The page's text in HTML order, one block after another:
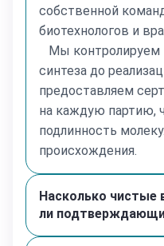
Реконституция и
После реконституции
бактериостатической
хранить в
сохранения
реконституированного
дней.
Описание процесса
Лиофилизация — метод
пептидный раствор
последующей
вакуумом. В результате
возгонение воды из
собственной
биотехнологов и
Мы контролируем
синтеза до
предоставляем
на каждую партию,
подлинность
происхождения.
Насколько чистые
ли